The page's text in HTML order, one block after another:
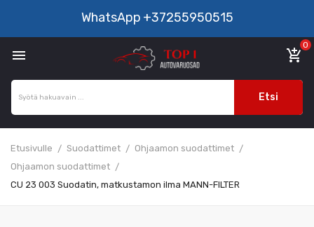
WhatsApp +37255950515
 add_shopping_cart
0
Etsi
Etusivulle Suodattimet
Ohjaamon suodattimet
Ohjaamon suodattimet
CU 23 003 Suodatin, matkustamon ilma MANN-FILTER